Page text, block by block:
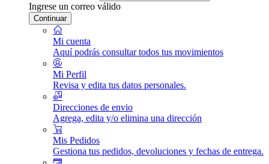
Ingrese un correo válido
Continuar
Mi cuenta
Aquí podrás consultar todos tus movimientos
Mi Perfil
Revisa y edita tus datos personales.
Direcciones de envio
Agrega, edita y/o elimina una dirección
Mis Pedidos
Gestiona tus pedidos, devoluciones y fechas de entrega.